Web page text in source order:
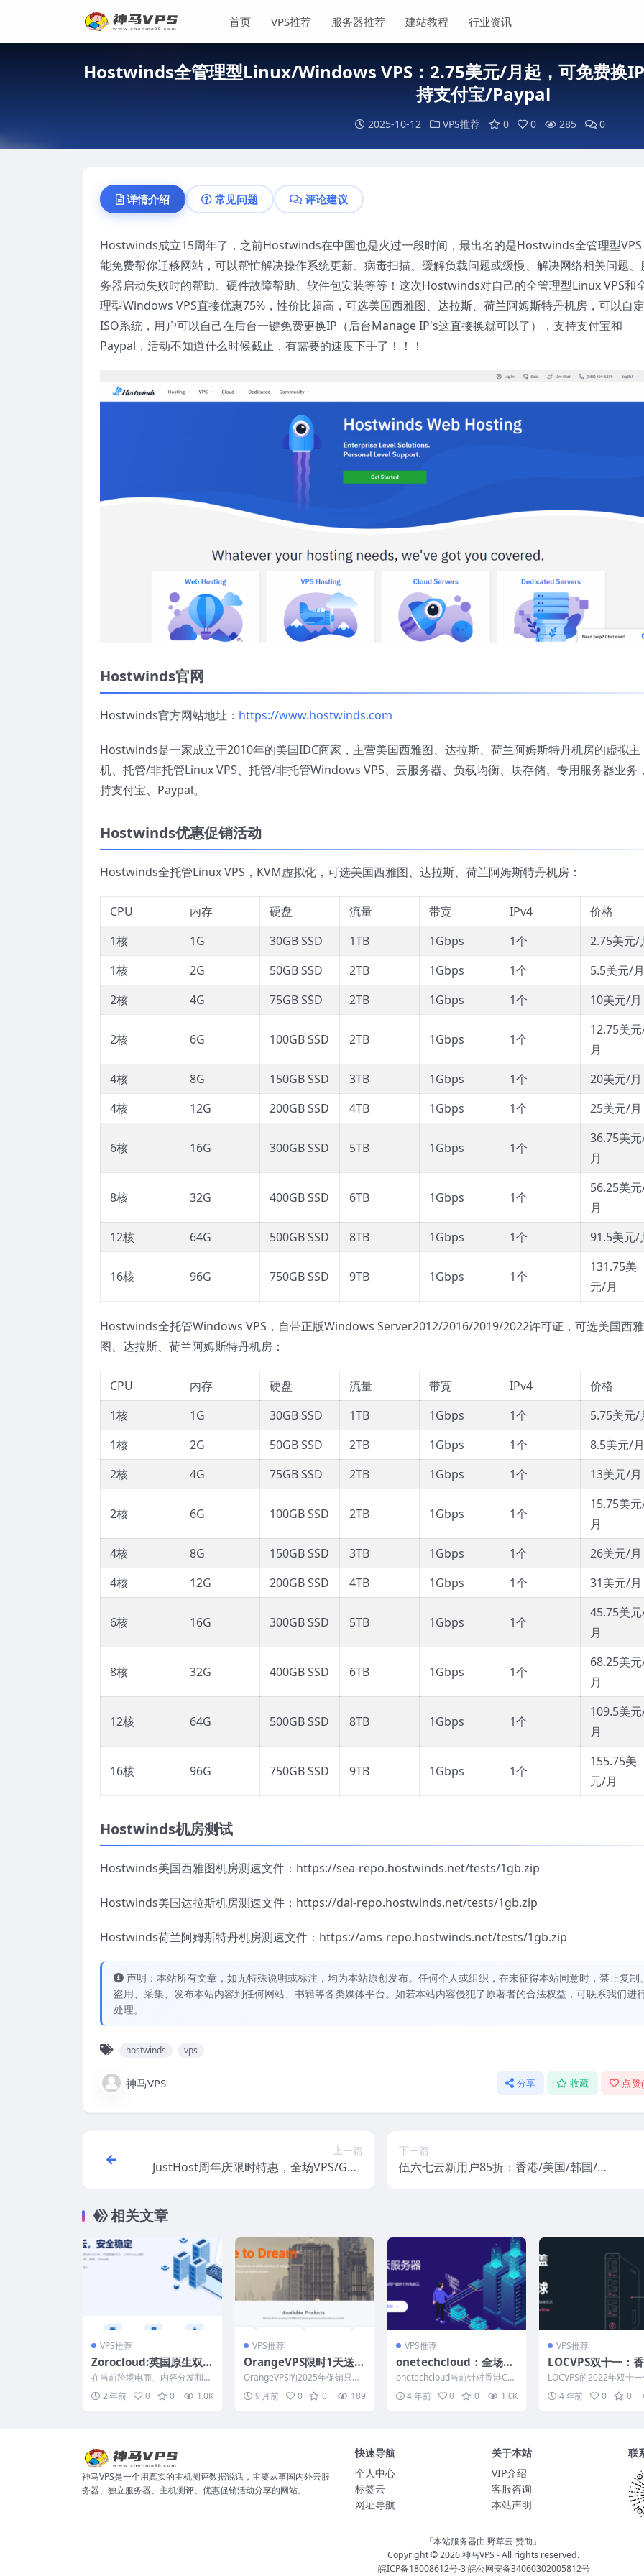
首页 VPS推荐 服务器推荐 建站教程 行业资讯
Hostwinds全管理型Linux/Windows VPS：2.75美元/月起，可免费换
持支付宝/Paypal
2025-10-12 VPS推荐 0 0 285 0
详情介绍 常见问题 评论建议
Hostwinds成立15周年了，之前Hostwinds在中国也是火过一段时间，最出名的是Hostwinds全管理型VPS
能免费帮你迁移网站，可以帮忙解决操作系统更新、病毒扫描、缓解负载问题或缓慢、解决网络相关问题、
务器启动失败时的帮助、硬件故障帮助、软件包安装等等！这次Hostwinds对自己的全管理型Linux VPS和
理型Windows VPS直接优惠75%，性价比超高，可选美国西雅图、达拉斯、荷兰阿姆斯特丹机房，可以自
ISO系统，用户可以自己在后台一键免费更换IP（后台Manage IP's这直接换就可以了），支持支付宝和
Paypal，活动不知道什么时候截止，有需要的速度下手了！！！
Hostwinds官网
Hostwinds官方网站地址： https://www.hostwinds.com
Hostwinds是一家成立于2010年的美国IDC商家，主营美国西雅图、达拉斯、荷兰阿姆斯特丹机房的虚拟主
机、托管/非托管Linux VPS、托管/非托管Windows VPS、云服务器、负载均衡、块存储、专用服务器业务
持支付宝、Paypal。
Hostwinds优惠促销活动
Hostwinds全托管Linux VPS，KVM虚拟化，可选美国西雅图、达拉斯、荷兰阿姆斯特丹机房：
CPU 内存 硬盘 流量 带宽 IPv4
价格
1核
1G 30GB SSD 1TB 1Gbps 1个
2.75美元/
1核
2G 50GB SSD 2TB 1Gbps 1个
5.5美元/月
2核
4G 75GB SSD 2TB 1Gbps 1个 10美元/月
2核 6G 100GB SSD 2TB 1Gbps 1个
12.75美
月
4核
8G 150GB SSD 3TB 1Gbps 1个
20美元/月
4核
12G 200GB SSD 4TB 1Gbps 1个 25美元/月
6核 16G 300GB SSD 5TB 1Gbps 1个
36.75美
月
8核 32G 400GB SSD 6TB 1Gbps 1个
56.25美
月
12核
64G 500GB SSD 8TB 1Gbps 1个 91.5美元/
16核 96G 750GB SSD 9TB 1Gbps 1个
131.75美
元/月
Hostwinds全托管Windows VPS，自带正版Windows Server2012/2016/2019/2022许可证，可选美国西雅
图、达拉斯、荷兰阿姆斯特丹机房：
CPU 内存 硬盘 流量 带宽 IPv4
价格
1核
1G 30GB SSD 1TB 1Gbps 1个
5.75美元/
1核
2G 50GB SSD 2TB 1Gbps 1个
8.5美元/月
2核
4G 75GB SSD 2TB 1Gbps 1个 13美元/月
2核 6G 100GB SSD 2TB 1Gbps 1个
15.75美
月
4核
8G 150GB SSD 3TB 1Gbps 1个
26美元/月
4核
12G 200GB SSD 4TB 1Gbps 1个 31美元/月
6核 16G 300GB SSD 5TB 1Gbps 1个
45.75美
月
8核 32G 400GB SSD 6TB 1Gbps 1个
68.25美
月
12核 64G 500GB SSD 8TB 1Gbps 1个
109.5美
月
16核 96G 750GB SSD 9TB 1Gbps 1个
155.75美
元/月
Hostwinds机房测试
Hostwinds美国西雅图机房测速文件：https://sea-repo.hostwinds.net/tests/1gb.zip
Hostwinds美国达拉斯机房测速文件：https://dal-repo.hostwinds.net/tests/1gb.zip
Hostwinds荷兰阿姆斯特丹机房测速文件：https://ams-repo.hostwinds.net/tests/1gb.zip
声明：本站所有文章，如无特殊说明或标注，均为本站原创发布。任何个人或组织，在未征得本站同意时，禁止复制、
盗用、采集、发布本站内容到任何网站、书籍等各类媒体平台。如若本站内容侵犯了原著者的合法权益，可联系我们进
处理。
hostwinds vps
神马VPS 分享 收藏 点赞(
上一篇
JustHost周年庆限时特惠，全场VPS/GPU
下一篇
伍六七云新用户85折：香港/美国/韩国/日
相关文章
VPS推荐
Zorocloud:英国原生双IS
P家宽/GBPS超大带宽/ti
ktok特别优化
在当前跨境电商、内容分发和国
际直播等场景中，对服务器的IP
质量、网络稳定性以及线...
2 年前 0 0 1.0K
VPS推荐
OrangeVPS限时1天送双
倍流量，香港/新加坡/美
国服务器19.35美元/年
起，支持支付宝/微信支
OrangeVPS的2025年促销只限
双十一当天（025年11月11日0
0:00...9 月前 0 0 189
VPS推荐
onetechcloud：全场VP
S一律8折，低至22元/
月，香港CN2、日本CN
2、美国三网CN2、美国
onetechcloud当前针对香港CN
2线路、日本CN2线路、美国三
网CN2 ...
4 年前 0 0 1.0K
VPS推荐
LOCVPS双十一：
务器6G内存66.5元
大内存跑windows
畅，充值1000元送
LOCVPS的2022年双十一
动来了，除了传统的全场
销，另外充值10...
4 年前 0 0
神马VPS是一个用真实的主机测评数据说话，主要从事国内外云服
务器、独立服务器、主机测评、优惠促销活动分享的网站。
快速导航
个人中心
标签云
网址导航
关于本站
VIP介绍
客服咨询
本站声明
联
「本站服务器由 野草云 赞助」
Copyright © 2026神马VPS - All rights reserved.
皖ICP备18008612号-3皖公网安备34060302005812号